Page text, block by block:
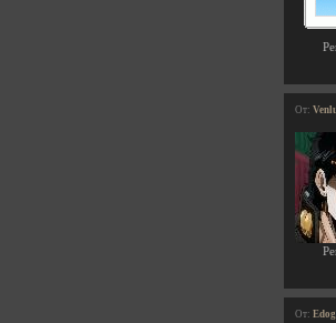
От:
От: